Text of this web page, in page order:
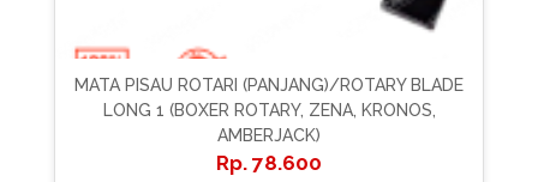
MATA PISAU ROTARI (PANJANG)/ROTARY BLADE
LONG 1 (BOXER ROTARY, ZENA, KRONOS,
AMBERJACK)
78.600